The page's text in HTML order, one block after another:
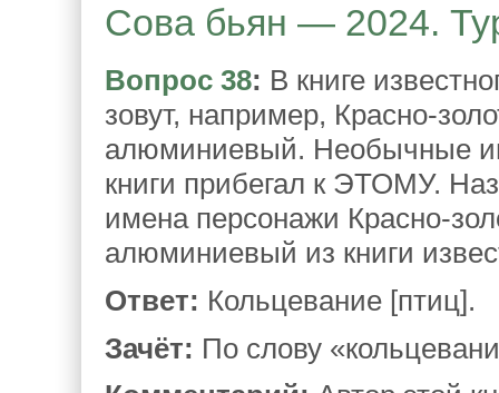
Сова бьян — 2024.
Вопрос 38: В книге
зовут, например, Красно-
алюминиевый. Необычные
книги прибегал к ЭТОМУ.
имена персонажи Красно-
алюминиевый из книги
Ответ: Кольцевание [птиц].
Зачёт: По слову